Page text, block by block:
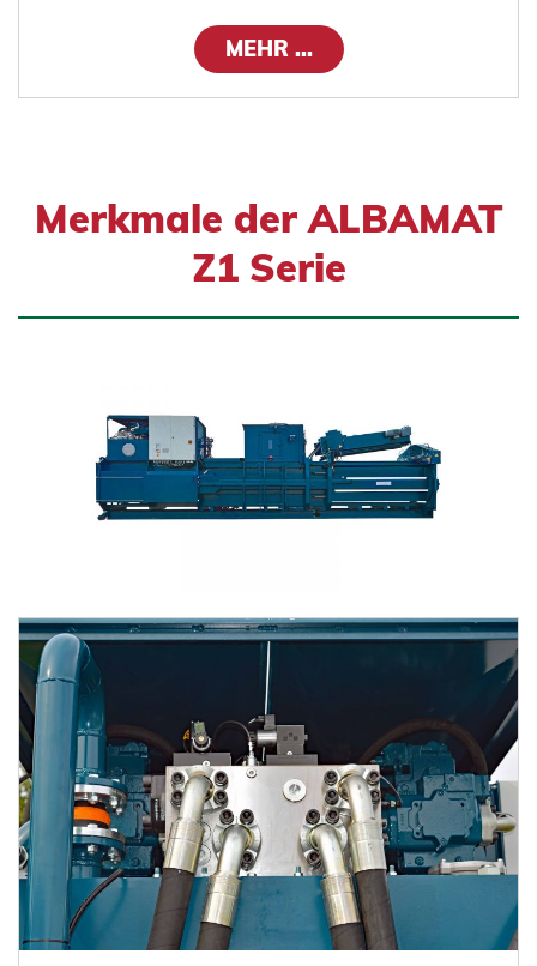
MEHR ...
Merkmale der ALBAMAT
Z1 Serie